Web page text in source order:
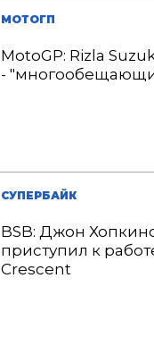
МОТОГП
MotoGP: Rizla
-
СУПЕРБАЙК
BSB: Джон
приступил к
Crescent